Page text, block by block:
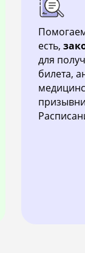
есть,
для
билета,